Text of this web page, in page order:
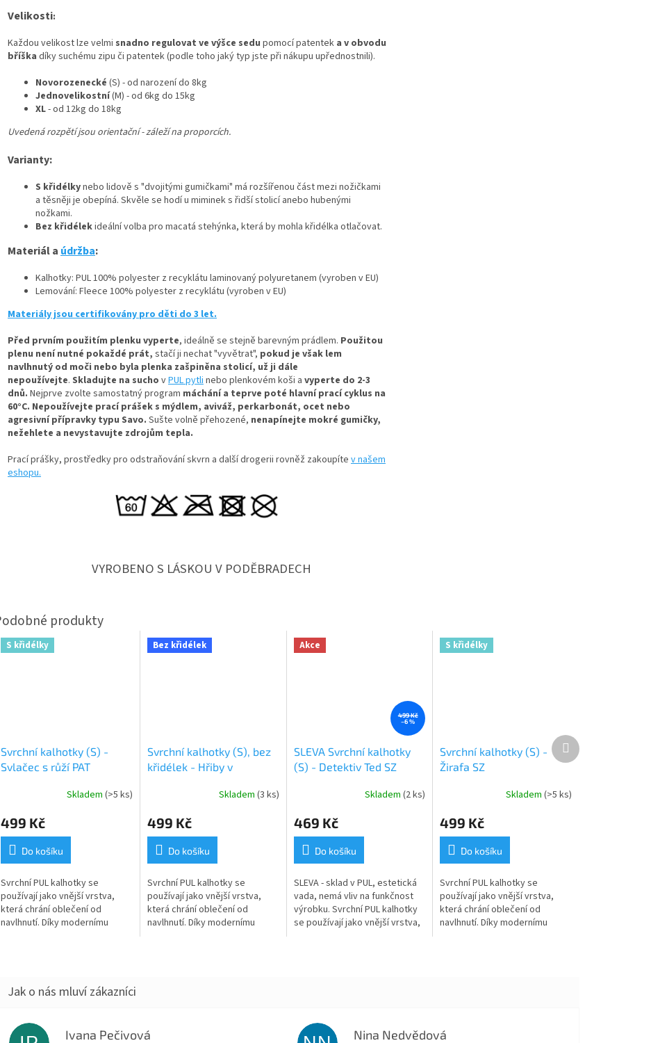
Velikosti:
Každou velikost lze velmi snadno regulovat ve výšce sedu pomocí patentek a v obvodu
bříška díky suchému zipu či patentek (podle toho jaký typ jste při nákupu upřednostnili).
Novorozenecké (S) - od narození do 8kg
Jednovelikostní(M) - od 6kg do 15kg
XL- od 12kg do 18kg
Uvedená rozpětí jsou orientační - záleží na proporcích.
Varianty:
S křidélkynebo lidově s "dvojitými gumičkami" má rozšířenou část mezi nožičkami
a těsněji je obepíná. Skvěle se hodí u miminek s řidší stolicí anebo hubenými
nožkami.
Bez křidélekideální volba pro macatá stehýnka, která by mohla křidélka otlačovat.
Materiál a údržba:
Kalhotky: PUL 100% polyester z recyklátu laminovaný polyuretanem (vyroben v EU)
Lemování: Fleece 100% polyester z recyklátu (vyroben v EU)
Materiály jsou certifikovány pro děti do 3 let.
Před prvním použitím plenku vyperte, ideálně se stejně barevným prádlem. Použitou
plenu není nutné pokaždé prát, stačí ji nechat "vyvětrat", pokud je však lem
navlhnutý od moči nebo byla plenka zašpiněna stolicí, už ji dále
nepoužívejte. Skladujte na sucho vPUL pytlinebo plenkovém koši a vyperte do 2-3
dnů. Nejprve zvolte samostatný program máchání a teprve poté hlavní prací cyklus na
60°C. Nepoužívejte prací prášek s mýdlem, aviváž, perkarbonát, ocet nebo
agresivní přípravky typu Savo. Sušte volně přehozené, nenapínejte mokré gumičky,
nežehlete a nevystavujte zdrojům tepla.
Prací prášky, prostředky pro odstraňování skvrn a další drogerii rovněž zakoupíte v našem
eshopu.
VYROBENO S LÁSKOU V PODĚBRADECH
S křidélky
Svrchní kalhotky (S) -
Svlačec s růží PAT
Skladem (>5 ks)
499 Kč
Do košíku
Svrchní PUL kalhotky se
používají jako vnější vrstva,
která chrání oblečení od
navlhnutí. Díky modernímu
Bez křidélek
Svrchní kalhotky (S), bez
křidélek - Hřiby v
Skladem (3 ks)
499 Kč
Do košíku
Svrchní PUL kalhotky se
používají jako vnější vrstva,
která chrání oblečení od
navlhnutí. Díky modernímu
Akce
499 Kč
–6 %
SLEVA Svrchní kalhotky
(S) - Detektiv Ted SZ
Skladem(2 ks)
469 Kč
Do košíku
SLEVA - sklad v PUL, estetická
vada, nemá vliv na funkčnost
výrobku. Svrchní PUL kalhotky
se používají jako vnější vrstva,
S křidélky
Svrchní kalhotky (S) -
Žirafa SZ
Skladem (>5 ks)
499 Kč
Do košíku
Svrchní PUL kalhotky se
používají jako vnější vrstva,
která chrání oblečení od
navlhnutí. Díky modernímu
Další
produkt
Ivana Pečivová Nina Nedvědová